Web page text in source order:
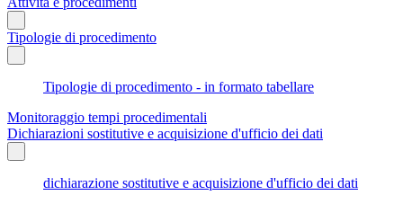
Tipologie di procedimento
Tipologie di procedimento - in formato tabellare
Monitoraggio tempi procedimentali
Dichiarazioni sostitutive e acquisizione d'ufficio dei dati
dichiarazione sostitutive e acquisizione d'ufficio dei dati